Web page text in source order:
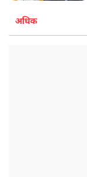
अधिक